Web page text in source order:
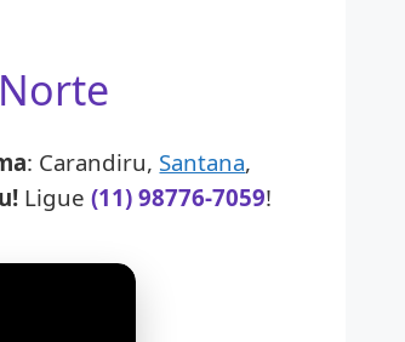
: Carandiru, Santana,
Ligue(11) 98776-7059!